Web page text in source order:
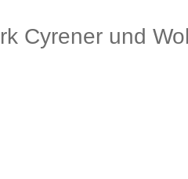
Cyrener und